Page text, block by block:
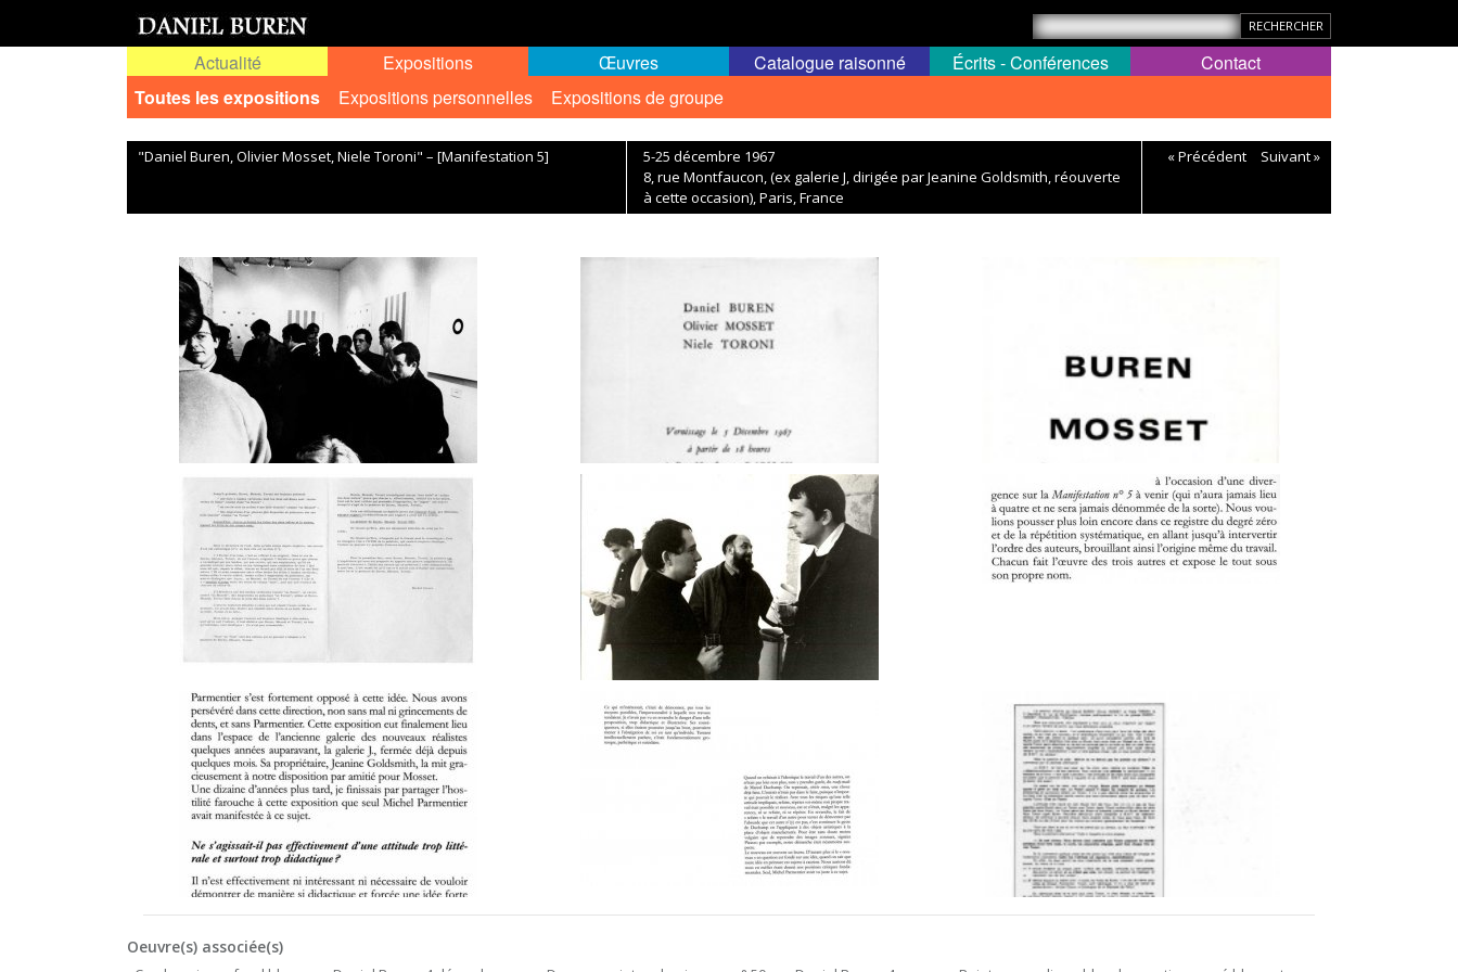
Actualité
Expositions
Toutes les expositions
Expositions personnelles Expositions de groupe
Œuvres Catalogue raisonné Écrits - Conférences Contact
"Daniel Buren, Olivier Mosset, Niele Toroni" – [Manifestation 5]
5-25 décembre 1967
8, rue Montfaucon, (ex galerie J, dirigée par Jeanine Goldsmith, réouverte
à cette occasion), Paris, France
« Précédent Suivant »
Oeuvre(s) associée(s)